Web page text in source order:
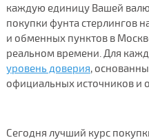
каждую единицу Вашей
покупки фунта стерлингов
и обменных пунктов в
реальном времени. Для
уровень доверия,
официальных источников и
Сегодня лучший курс